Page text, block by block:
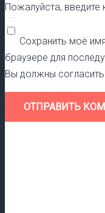
Пожалуйста, введите
Сохранить моё
браузере для
Вы должны
ОТПРАВИТЬ